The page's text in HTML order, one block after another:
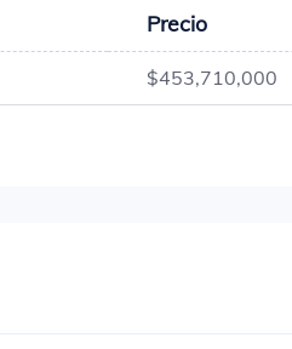
Precio
$453,710,000